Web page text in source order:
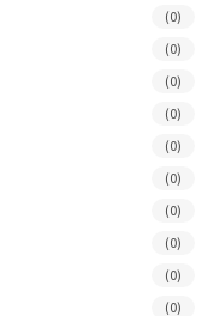
(0)
(0)
(0)
(0)
(0)
(0)
(0)
(0)
(0)
(0)